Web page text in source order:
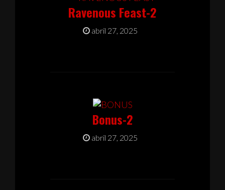
Ravenous Feast-2
abril 27, 2025
Bonus-2
abril 27, 2025